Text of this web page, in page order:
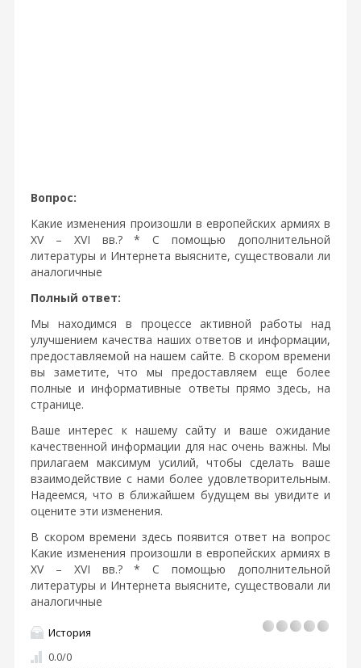
Вопрос:
Какие изменения произошли в европейских армиях в
XV – XVI вв.? * С помощью дополнительной
литературы и Интернета выясните, существовали ли
аналогичные
Полный ответ:
Мы находимся в процессе активной работы над
улучшением качества наших ответов и информации,
предоставляемой на нашем сайте. В скором времени
вы заметите, что мы предоставляем еще более
полные и информативные ответы прямо здесь, на
странице.
Ваше интерес к нашему сайту и ваше ожидание
качественной информации для нас очень важны. Мы
прилагаем максимум усилий, чтобы сделать ваше
взаимодействие с нами более удовлетворительным.
Надеемся, что в ближайшем будущем вы увидите и
оцените эти изменения.
В скором времени здесь появится ответ на вопрос
Какие изменения произошли в европейских армиях в
XV – XVI вв.? * С помощью дополнительной
литературы и Интернета выясните, существовали ли
аналогичные
История
0.0/0